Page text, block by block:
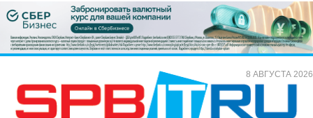
8 АВГУСТА 2026